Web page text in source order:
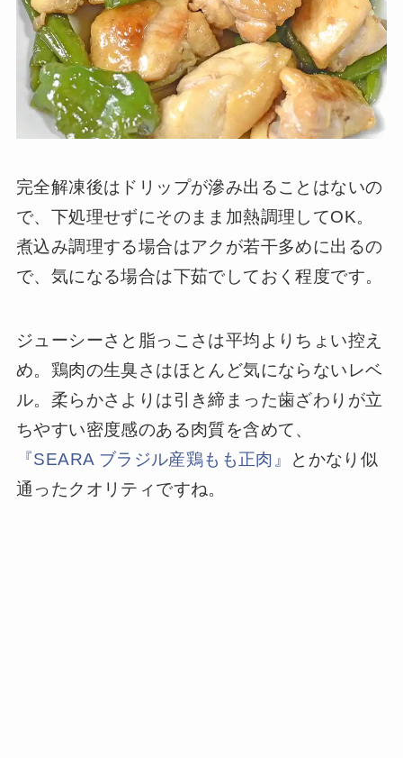
完全解凍後はドリップが滲み出ることはないの
で、下処理せずにそのまま加熱調理してOK。
煮込み調理する場合はアクが若干多めに出るの
で、気になる場合は下茹でしておく程度です。
ジューシーさと脂っこさは平均よりちょい控え
め。鶏肉の生臭さはほとんど気にならないレベ
ル。柔らかさよりは引き締まった歯ざわりが立
ちやすい密度感のある肉質を含めて、
『SEARA ブラジル産鶏もも正肉』
とかなり似
通ったクオリティですね。